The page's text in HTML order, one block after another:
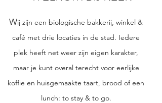
Wij zijn een biologische bakkerij, winkel &
café met drie locaties in de stad. Iedere
plek heeft net weer zijn eigen karakter,
maar je kunt overal terecht voor eerlijke
koffie en huisgemaakte taart, brood of een
lunch: to stay & to go.